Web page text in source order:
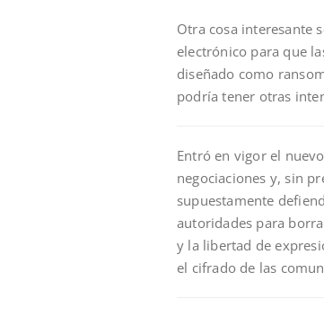
Otra cosa interesante
electrónico para que
diseñado como
podría tener otras
Entró en vigor el
negociaciones y, sin
supuestamente
autoridades para
y la libertad de
el cifrado de las